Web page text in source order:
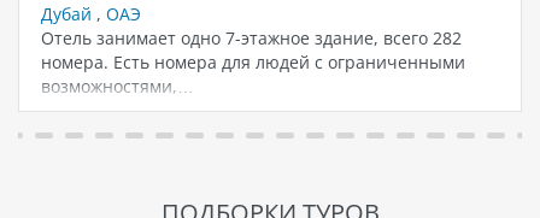
Дубай , ОАЭ
Отель занимает одно 7-этажное здание, всего 282
номера. Есть номера для людей с ограниченными
возможностями,…